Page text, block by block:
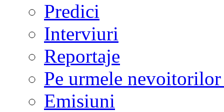
Predici
Interviuri
Reportaje
Pe urmele nevoitorilor
Emisiuni